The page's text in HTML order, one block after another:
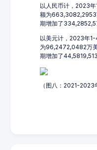
以人民币计，2023
额为663,3082,2953
期增加了
以美元计，2023年
为96,2472,0482万
期增加了
（图八：2021-